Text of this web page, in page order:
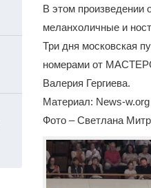
В этом произведении
меланхоличные и
Три дня московская
номерами от
Валерия Гергиева.
Материал: News-
Фото – Светлана